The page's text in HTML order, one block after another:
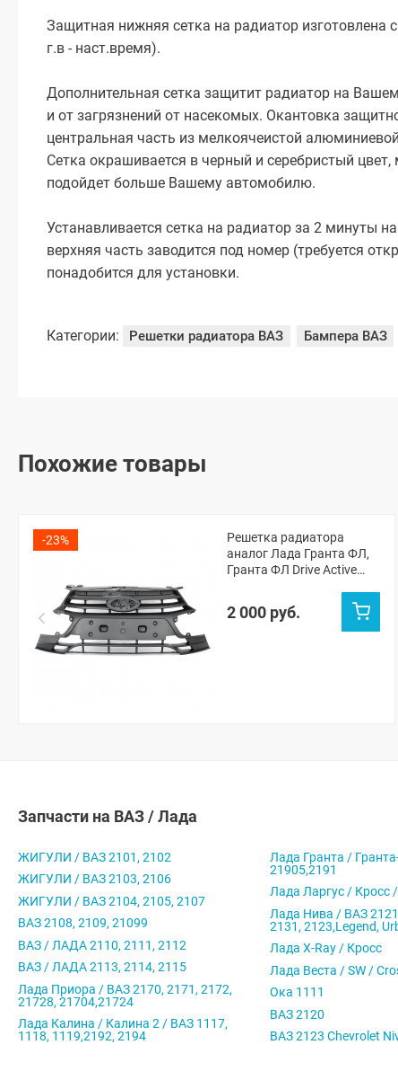
Защитная нижняя сетка на радиатор изготовлена
г.в - наст.время).
Дополнительная сетка защитит радиатор на
и от загрязнений от насекомых. Окантовка
центральная часть из мелкоячеистой
Сетка окрашивается в черный и серебристый
подойдет больше Вашему автомобилю.
Устанавливается сетка на радиатор за 2 минуты
верхняя часть заводится под номер (требуется
понадобится для установки.
Категории: Решетки радиатора ВАЗ Бампера ВАЗ
Похожие товары
-23%
Решетка радиатора
аналог Лада Гранта ФЛ,
Гранта ФЛ Drive Active
2 000 руб.
Запчасти на ВАЗ / Лада
ЖИГУЛИ / ВАЗ 2101, 2102
ЖИГУЛИ / ВАЗ 2103, 2106
ЖИГУЛИ / ВАЗ 2104, 2105, 2107
ВАЗ 2108, 2109, 21099
ВАЗ / ЛАДА 2110, 2111, 2112
ВАЗ / ЛАДА 2113, 2114, 2115
Лада Приора / ВАЗ 2170, 2171, 2172,
21728, 21704,21724
Лада Калина / Калина 2 / ВАЗ 1117,
1118, 1119,2192, 2194
Лада Гранта /
21905,2191
Лада Ларгус / Кросс
Лада Нива / ВАЗ
2131, 2123,Legend,
Лада X-Ray / Кросс
Лада Веста / SW /
Ока 1111
ВАЗ 2120
ВАЗ 2123 Chevrolet